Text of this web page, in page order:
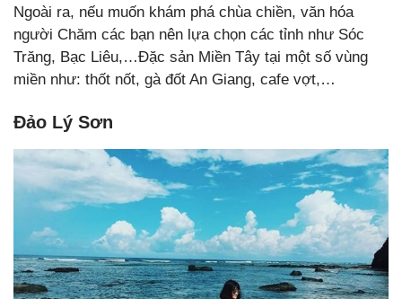
Ngoài ra, nếu muốn khám phá chùa chiền, văn hóa
người Chăm các bạn nên lựa chọn các tỉnh như Sóc
Trăng, Bạc Liêu,…Đặc sản Miền Tây tại một số vùng
miền như: thốt nốt, gà đốt An Giang, cafe vợt,…
Đảo Lý Sơn